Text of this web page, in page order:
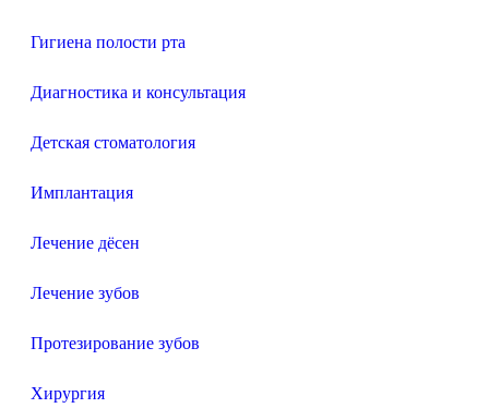
Гигиена полости рта
Диагностика и консультация
Детская стоматология
Имплантация
Лечение дёсен
Лечение зубов
Протезирование зубов
Хирургия